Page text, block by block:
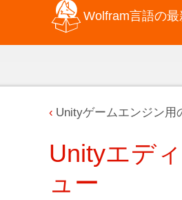
Wolfram言語の
Unityゲームエンジン用
Unityエデ
ュー